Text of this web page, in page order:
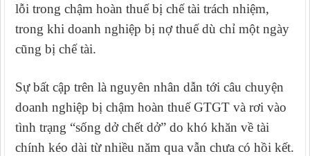
lỗi trong chậm hoàn thuế bị chế tài trách nhiệm,
trong khi doanh nghiệp bị nợ thuế dù chỉ một ngày
cũng bị chế tài.
Sự bất cập trên là nguyên nhân dẫn tới câu chuyện
doanh nghiệp bị chậm hoàn thuế GTGT và rơi vào
tình trạng “sống dở chết dở” do khó khăn về tài
chính kéo dài từ nhiều năm qua vẫn chưa có hồi kết.